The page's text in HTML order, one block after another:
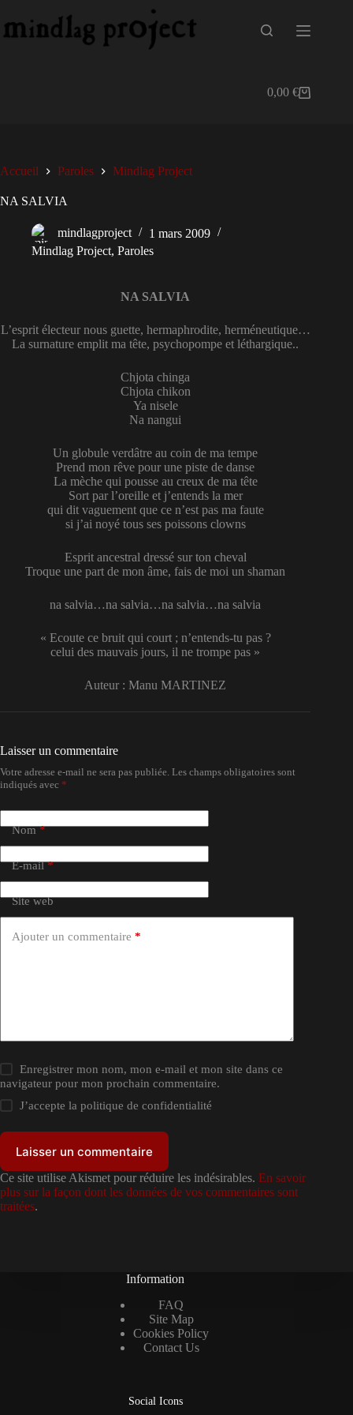
au
contenu
Panier
0,00€
Accueil Paroles Mindlag Project
NA SALVIA
mindlagproject
1 mars 2009
Mindlag Project, Paroles
NA SALVIA
L’esprit électeur nous guette, hermaphrodite, herméneutique…
La surnature emplit ma tête, psychopompe et léthargique..
Chjota chinga
Chjota chikon
Ya nisele
Na nangui
Un globule verdâtre au coin de ma tempe
Prend mon rêve pour une piste de danse
La mèche qui pousse au creux de ma tête
Sort par l’oreille et j’entends la mer
qui dit vaguement que ce n’est pas ma faute
si j’ai noyé tous ses poissons clowns
Esprit ancestral dressé sur ton cheval
Troque une part de mon âme, fais de moi un shaman
na salvia…na salvia…na salvia…na salvia
« Ecoute ce bruit qui court ; n’entends-tu pas ?
celui des mauvais jours, il ne trompe pas »
Auteur : Manu MARTINEZ
Laisser un commentaire
Votre adresse e-mail ne sera pas publiée. Les champs obligatoires sont
indiqués avec *
Nom*
E-mail*
Site web
Ajouter un commentaire *
Enregistrer mon nom, mon e-mail et mon site dans ce
navigateur pour mon prochain commentaire.
J’accepte lapolitique de confidentialité
Laisser un commentaire
Ce site utilise Akismet pour réduire les indésirables. En savoir
plus sur la façon dont les données de vos commentaires sont
traitées.
Information
FAQ
Site Map
Cookies Policy
Contact Us
Social Icons